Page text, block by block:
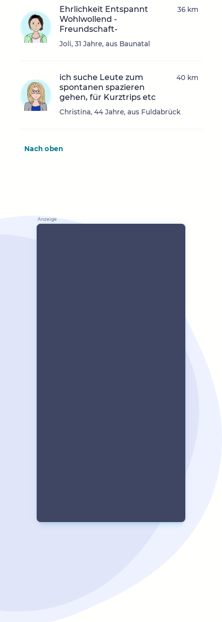
Ehrlichkeit Entspannt
Wohlwollend -
Freundschaft-
Joli, 31 Jahre, aus Baunatal
36 km
ich suche Leute zum
spontanen spazieren
gehen, für Kurztrips etc
Christina, 44 Jahre, aus Fuldabrück
40 km
Nach oben